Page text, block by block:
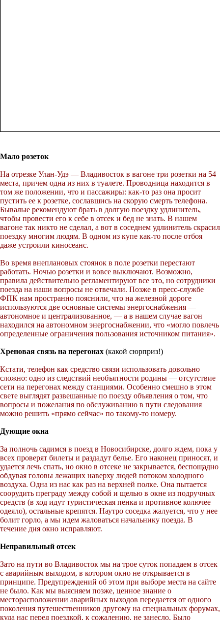
Мало розеток
На отрезке Улан-Удэ — Владивосток в вагоне три розетки на 54
места, причем одна из них в туалете. Проводница находится в
том же положении, что и пассажиры: как-то раз она просит
пустить ее к розетке, сославшись на скорую смерть телефона.
Бывалые рекомендуют брать в долгую поездку удлинитель,
чтобы провести его к себе в отсек и бед не знать. В нашем
вагоне так никто не сделал, а вот в соседнем удлинитель скрасил
поездку многим людям. В одном из купе как-то после отбоя
даже устроили киносеанс.
Во время внеплановых стоянок в поле розетки перестают
работать. Ночью розетки и вовсе выключают. Возможно,
правила действительно регламентируют все это, но сотрудники
поезда на наши вопросы не отвечали. Позже в пресс-службе
ФПК нам пространно пояснили, что на железной дороге
используются две основные системы энергоснабжения —
автономное и централизованное, — а в нашем случае вагон
находился на автономном энергоснабжении, что «могло повлечь
определенные ограничения пользования источником питания».
Хреновая связь на перегонах (какой сюрприз!)
Кстати, телефон как средство связи использовать довольно
сложно: одно из следствий необъятности родины — отсутствие
сети на перегонах между станциями. Особенно смешно в этом
свете выглядят развешанные по поезду объявления о том, что
вопросы и пожелания по обслуживанию в пути следования
можно решить «прямо сейчас» по такому-то номеру.
Дующие окна
За полночь садимся в поезд в Новосибирске, долго ждем, пока у
всех проверят билеты и раздадут белье. Его наконец приносят, и
удается лечь спать, но окно в отсеке не закрывается, беспощадно
обдувая головы лежащих наверху людей потоком холодного
воздуха. Одна из нас как раз на верхней полке. Она пытается
соорудить преграду между собой и щелью в окне из подручных
средств (в ход идут туристическая пенка и противное колючее
одеяло), остальные крепятся. Наутро соседка жалуется, что у нее
болит горло, а мы идем жаловаться начальнику поезда. В
течение дня окно исправляют.
Неправильный отсек
Зато на пути во Владивосток мы на трое суток попадаем в отсек
с аварийным выходом, в котором окно не открывается в
принципе. Предупреждений об этом при выборе места на сайте
не было. Как мы выясняем позже, ценное знание о
месторасположении аварийных выходов передается от одного
поколения путешественников другому на специальных форумах,
куда нас перед поездкой, к сожалению, не занесло. Было